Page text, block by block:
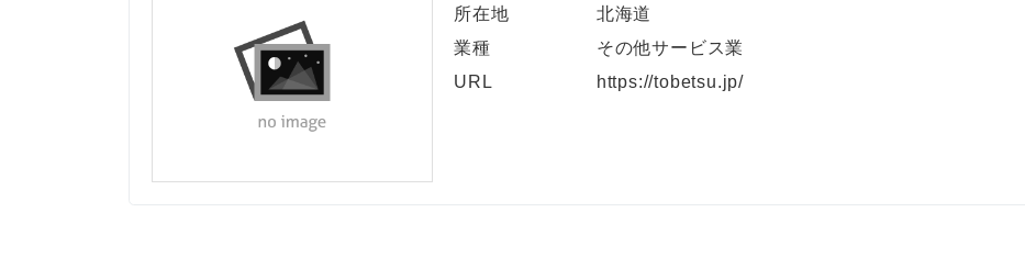
所在地
北海道
業種
その他サービス業
URL
https://tobetsu.jp/